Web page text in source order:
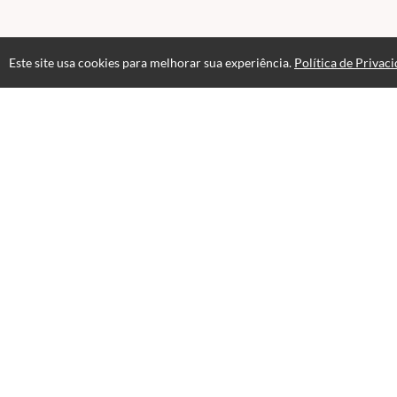
Este site usa cookies para melhorar sua experiência. Política de